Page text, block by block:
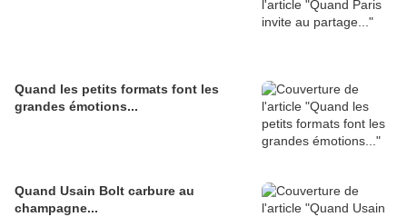
Quand les petits formats font les
grandes émotions...
Quand Usain Bolt carbure au
champagne...